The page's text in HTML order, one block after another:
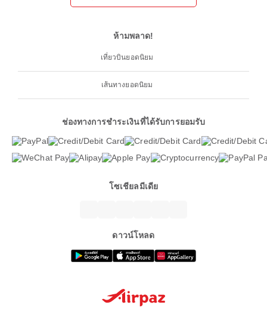
ห้ามพลาด!
เที่ยวบินยอดนิยม
เส้นทางยอดนิยม
ช่องทางการชำระเงินที่ได้รับการยอมรับ
โซเชียลมีเดีย
ดาวน์โหลด